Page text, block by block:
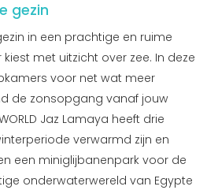
gezin
in een prachtige en ruime
met uitzicht over zee. In deze
voor net wat meer
de zonsopgang vanaf jouw
Jaz Lamaya heeft drie
verwarmd zijn en
een miniglijbanenpark voor de
onderwaterwereld van Egypte